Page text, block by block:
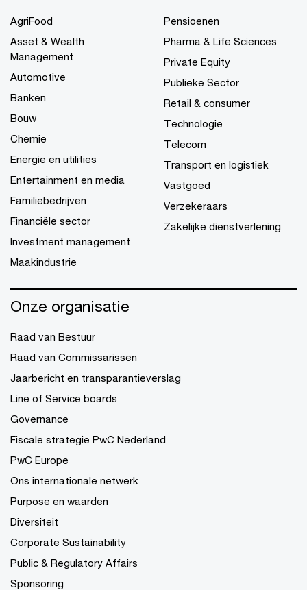
AgriFood
Asset & Wealth
Management
Automotive
Banken
Bouw
Chemie
Energie en utilities
Entertainment en media
Familiebedrijven
Financiële sector
Investment management
Maakindustrie
Pensioenen
Pharma & Life Sciences
Private Equity
Publieke Sector
Retail & consumer
Technologie
Telecom
Transport en logistiek
Vastgoed
Verzekeraars
Zakelijke dienstverlening
Onze organisatie
Raad van Bestuur
Raad van Commissarissen
Jaarbericht en transparantieverslag
Line of Service boards
Governance
Fiscale strategie PwC Nederland
PwC Europe
Ons internationale netwerk
Purpose en waarden
Diversiteit
Corporate Sustainability
Public & Regulatory Affairs
Sponsoring